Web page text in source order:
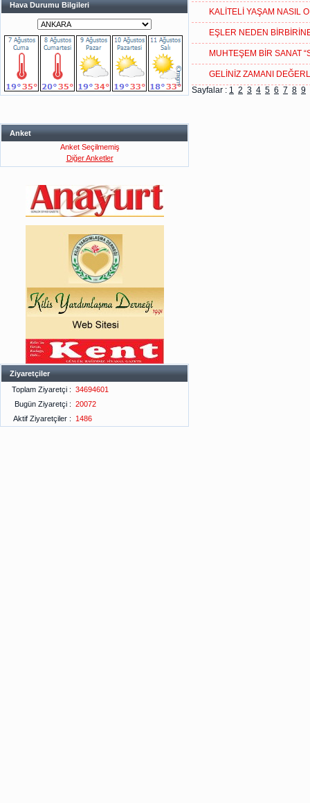
Hava Durumu Bilgileri
Anket
Anket Seçilmemiş
Diğer Anketler
Ziyaretçiler
Toplam Ziyaretçi : 34694601
Bugün Ziyaretçi : 20072
Aktif Ziyaretçiler :
1486
KALİTELİ YAŞAM NASIL
EŞLER NEDEN
MUHTEŞEM BİR SANAT
GELİNİZ ZAMANI
Sayfalar : 1 2 3 4 5 6 7 8 9